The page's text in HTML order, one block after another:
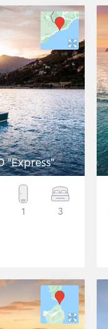
"Express"
1 3